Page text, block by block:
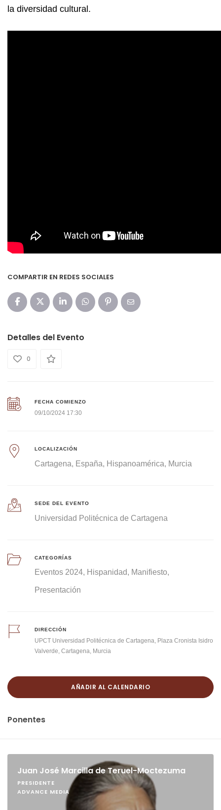
la diversidad cultural.
COMPARTIR EN REDES SOCIALES
Detalles del Evento
0
FECHA COMIENZO
09/10/2024 17:30
LOCALIZACIÓN
Cartagena España Hispanoamérica Murcia
SEDE DEL EVENTO
Universidad Politécnica de Cartagena
CATEGORÍAS
Eventos 2024 Hispanidad Manifiesto
Presentación
DIRECCIÓN
UPCT Universidad Politécnica de Cartagena, Plaza Cronista Isidro
Valverde, Cartagena, Murcia
AÑADIR AL CALENDARIO
Ponentes
Juan José Marcilla de Teruel-Moctezuma
PRESIDENTE
ADVANCE MEDIA